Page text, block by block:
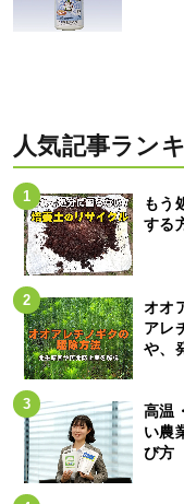
人気記事ラン
もう
する
オオ
アレ
や、
高温
い農
び方